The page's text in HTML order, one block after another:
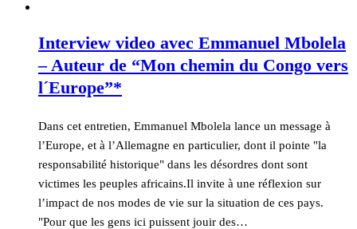
Interview video avec Emmanuel Mbolela
– Auteur de “Mon chemin du Congo vers
l´Europe”*
Dans cet entretien, Emmanuel Mbolela lance un message à
l’Europe, et à l’Allemagne en particulier, dont il pointe "la
responsabilité historique" dans les désordres dont sont
victimes les peuples africains.Il invite à une réflexion sur
l’impact de nos modes de vie sur la situation de ces pays.
"Pour que les gens ici puissent jouir des…